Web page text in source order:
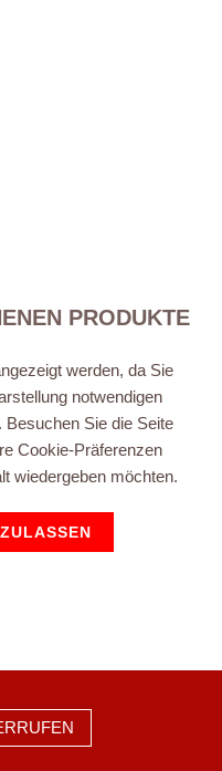
PRODUKTE
werden, da Sie
notwendigen
Sie die Seite
Cookie-Präferenzen
wiedergeben möchten.